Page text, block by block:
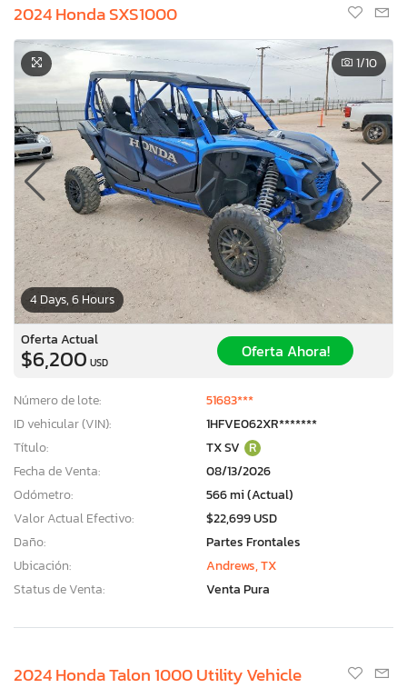
2024 Honda SXS1000
4 Days, 6 Hours
1/10
Oferta Actual
$6,200 USD
Oferta Ahora!
Número de lote:
51683***
ID vehicular (VIN):
1HFVE062XR*******
Título:
TX SV R
Fecha de Venta:
08/13/2026
Odómetro:
566 mi (Actual)
Valor Actual Efectivo:
$22,699 USD
Daño:
Partes Frontales
Ubicación:
Andrews, TX
Status de Venta:
Venta Pura
2024 Honda Talon 1000 Utility Vehicle